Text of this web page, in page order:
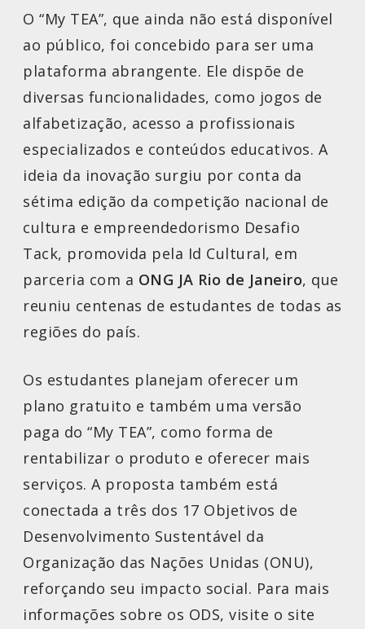
O “My TEA”, que ainda não está disponível
ao público, foi concebido para ser uma
plataforma abrangente. Ele dispõe de
diversas funcionalidades, como jogos de
alfabetização, acesso a profissionais
especializados e conteúdos educativos. A
ideia da inovação surgiu por conta da
sétima edição da competição nacional de
cultura e empreendedorismo Desafio
Tack, promovida pela Id Cultural, em
parceria com a ONG JA Rio de Janeiro, que
reuniu centenas de estudantes de todas as
regiões do país.
Os estudantes planejam oferecer um
plano gratuito e também uma versão
paga do “My TEA”, como forma de
rentabilizar o produto e oferecer mais
serviços. A proposta também está
conectada a três dos 17 Objetivos de
Desenvolvimento Sustentável da
Organização das Nações Unidas (ONU),
reforçando seu impacto social. Para mais
informações sobre os ODS, visite o site